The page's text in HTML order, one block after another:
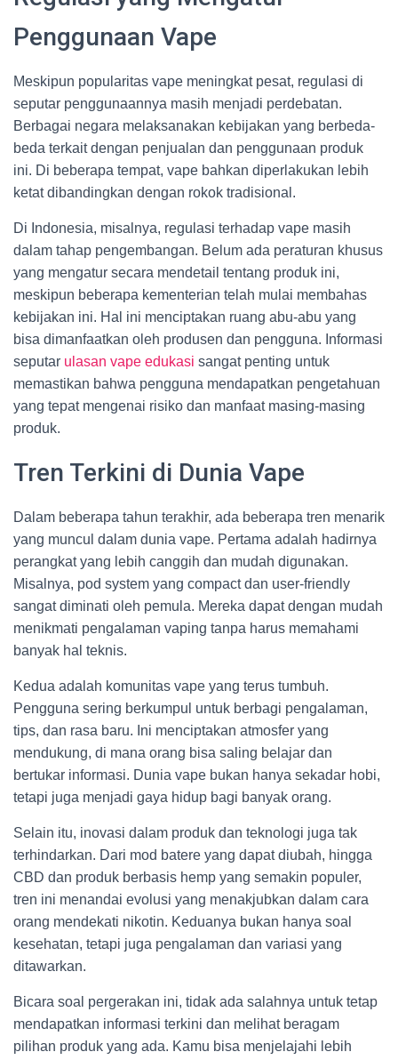
Penggunaan Vape
Meskipun popularitas vape meningkat pesat, regulasi di
seputar penggunaannya masih menjadi perdebatan.
Berbagai negara melaksanakan kebijakan yang berbeda-
beda terkait dengan penjualan dan penggunaan produk
ini. Di beberapa tempat, vape bahkan diperlakukan lebih
ketat dibandingkan dengan rokok tradisional.
Di Indonesia, misalnya, regulasi terhadap vape masih
dalam tahap pengembangan. Belum ada peraturan khusus
yang mengatur secara mendetail tentang produk ini,
meskipun beberapa kementerian telah mulai membahas
kebijakan ini. Hal ini menciptakan ruang abu-abu yang
bisa dimanfaatkan oleh produsen dan pengguna. Informasi
seputar ulasan vape edukasi sangat penting untuk
memastikan bahwa pengguna mendapatkan pengetahuan
yang tepat mengenai risiko dan manfaat masing-masing
produk.
Tren Terkini di Dunia Vape
Dalam beberapa tahun terakhir, ada beberapa tren menarik
yang muncul dalam dunia vape. Pertama adalah hadirnya
perangkat yang lebih canggih dan mudah digunakan.
Misalnya, pod system yang compact dan user-friendly
sangat diminati oleh pemula. Mereka dapat dengan mudah
menikmati pengalaman vaping tanpa harus memahami
banyak hal teknis.
Kedua adalah komunitas vape yang terus tumbuh.
Pengguna sering berkumpul untuk berbagi pengalaman,
tips, dan rasa baru. Ini menciptakan atmosfer yang
mendukung, di mana orang bisa saling belajar dan
bertukar informasi. Dunia vape bukan hanya sekadar hobi,
tetapi juga menjadi gaya hidup bagi banyak orang.
Selain itu, inovasi dalam produk dan teknologi juga tak
terhindarkan. Dari mod batere yang dapat diubah, hingga
CBD dan produk berbasis hemp yang semakin populer,
tren ini menandai evolusi yang menakjubkan dalam cara
orang mendekati nikotin. Keduanya bukan hanya soal
kesehatan, tetapi juga pengalaman dan variasi yang
ditawarkan.
Bicara soal pergerakan ini, tidak ada salahnya untuk tetap
mendapatkan informasi terkini dan melihat beragam
pilihan produk yang ada. Kamu bisa menjelajahi lebih